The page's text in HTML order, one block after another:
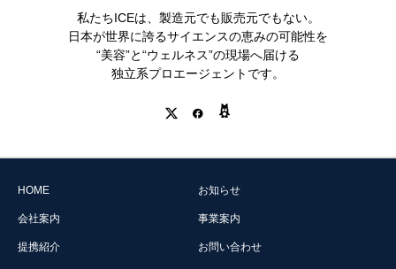
私たちICEは、製造元でも販売元でもない。
日本が世界に誇るサイエンスの恵みの可能性を
“美容”と“ウェルネス”の現場へ届ける
独立系プロエージェントです。
HOME お知らせ
会社案内 事業案内
提携紹介 お問い合わせ